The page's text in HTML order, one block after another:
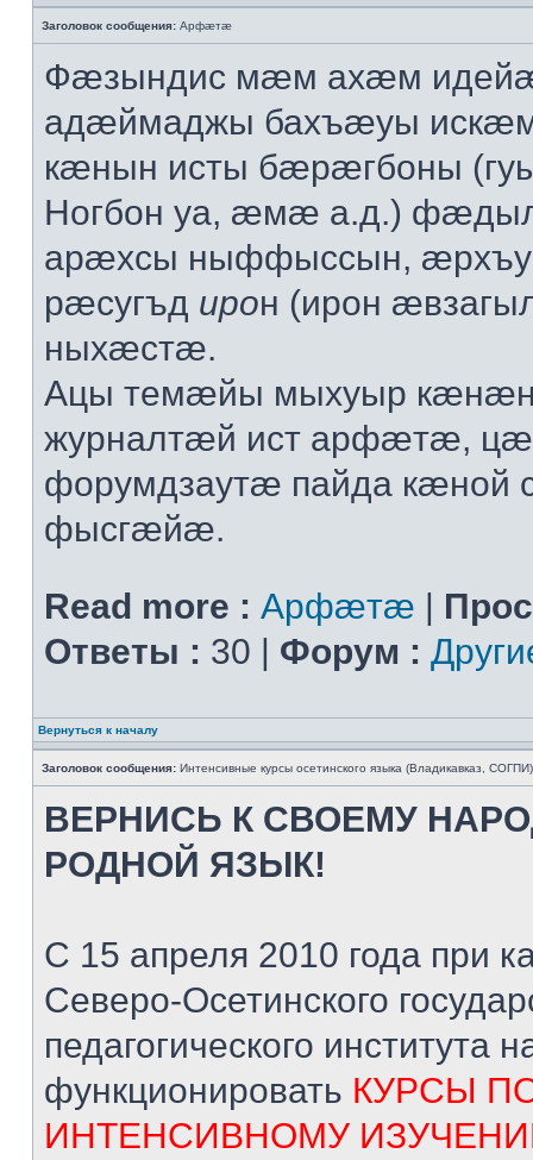
Заголовок сообщения: Арфæтæ
Фæзындис мæм ахæм
адæймаджы бахъæуы
кæнын исты бæрæгбоны
Ногбон уа, æмæ а.д.)
арæхсы ныффыссын,
рæсугъд ирон (ирон
ныхæстæ.
Ацы темæйы мыхуыр
журналтæй ист арфæтæ,
форумдзаутæ пайда
фысгæйæ.
Read more : Арфæтæ |
Ответы : 30 | Форум :
Вернуться к началу
Заголовок сообщения: Интенсивные курсы осетинского языка (Владикавказ, СОГПИ)
ВЕРНИСЬ К СВОЕМУ
РОДНОЙ ЯЗЫК!
С 15 апреля 2010 года
Северо-Осетинского
педагогического института
функционировать КУРСЫ
ИНТЕНСИВНОМУ